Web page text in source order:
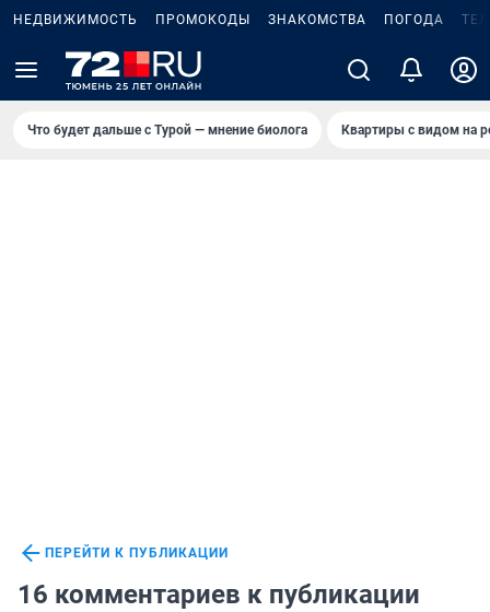
НЕДВИЖИМОСТЬ ПРОМОКОДЫ ЗНАКОМСТВА ПОГОДА
Что будет дальше с Турой — мнение биолога Квартиры с видом на
ПЕРЕЙТИ К ПУБЛИКАЦИИ
16 комментариев к публикации